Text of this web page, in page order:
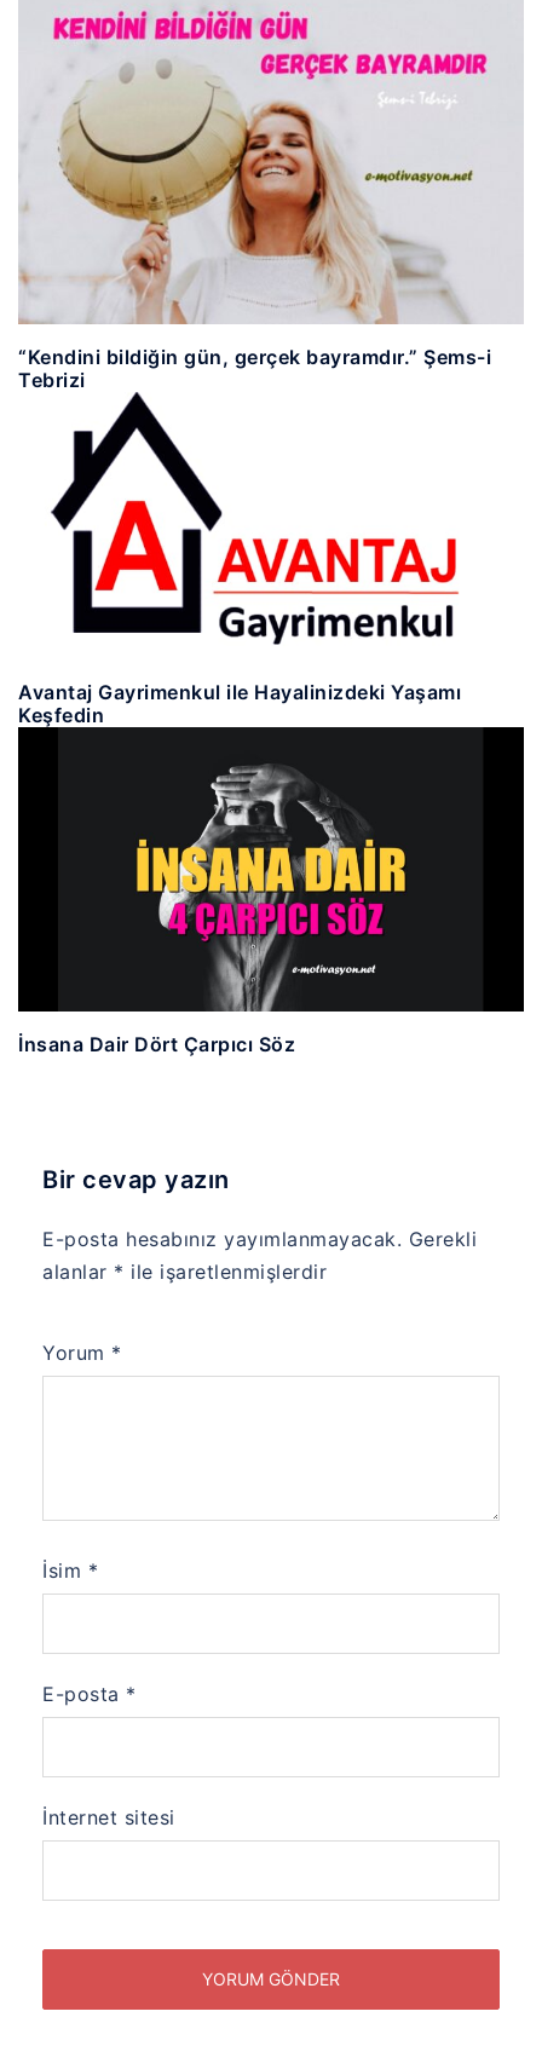
“Kendini bildiğin gün, gerçek bayramdır.” Şems-i
Tebrizi
Avantaj Gayrimenkul ile Hayalinizdeki Yaşamı
Keşfedin
İnsana Dair Dört Çarpıcı Söz
Bir cevap yazın
E-posta hesabınız yayımlanmayacak. Gerekli
alanlar * ile işaretlenmişlerdir
Yorum *
İsim *
E-posta *
İnternet sitesi